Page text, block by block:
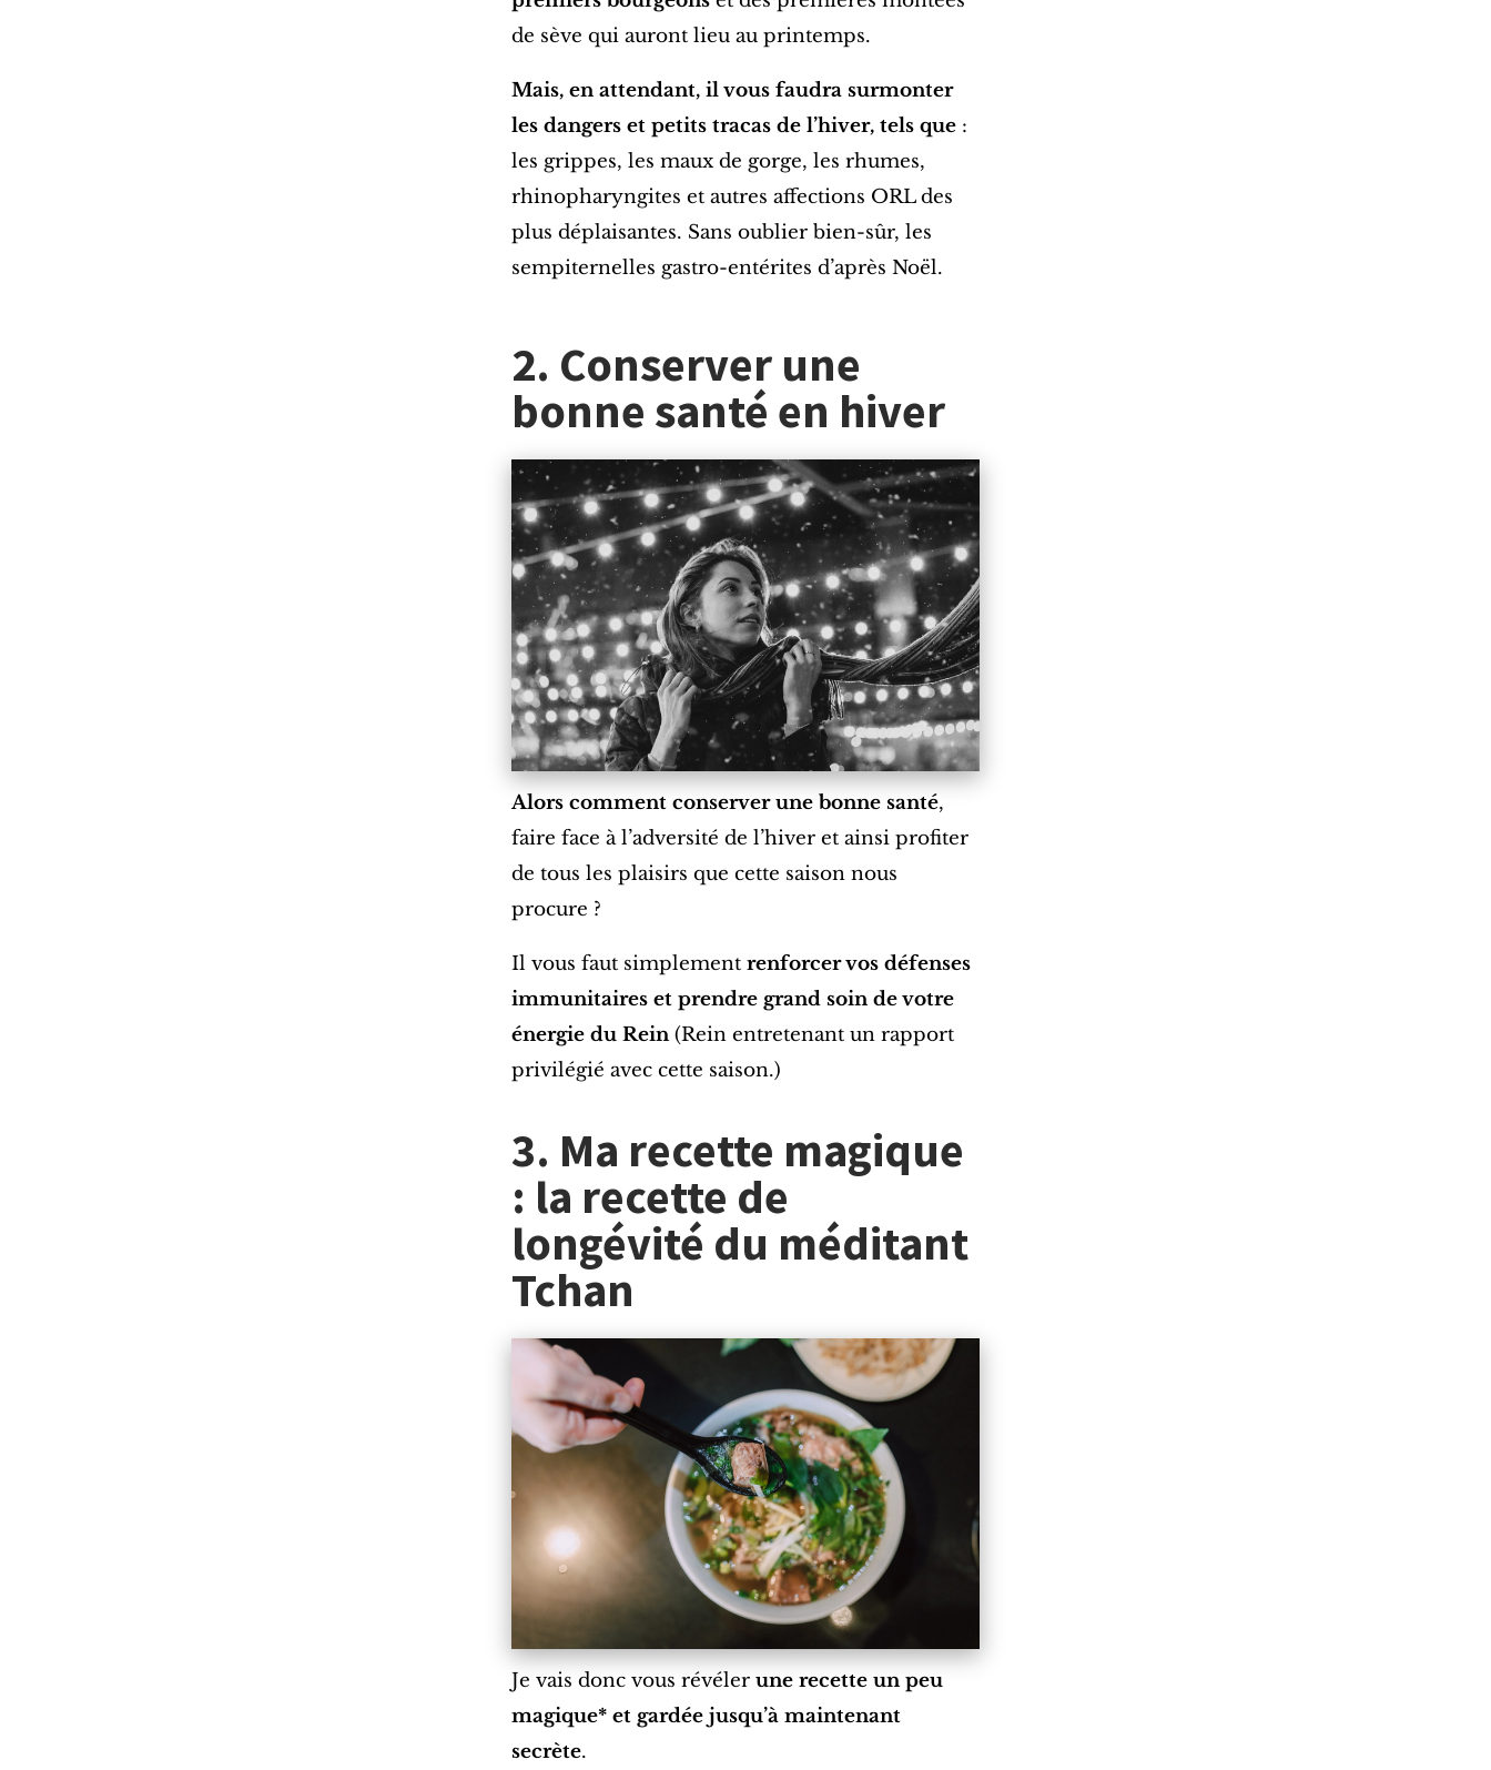
de sève qui auront lieu au printemps.
Mais, en attendant, il vous faudra surmonter
les dangers et petits tracas de l’hiver, tels que :
les grippes, les maux de gorge, les rhumes,
rhinopharyngites et autres affections ORL des
plus déplaisantes. Sans oublier bien-sûr, les
sempiternelles gastro-entérites d’après Noël.
2. Conserver une
bonne santé en hiver
Alors comment conserver une bonne santé,
faire face à l’adversité de l’hiver et ainsi profiter
de tous les plaisirs que cette saison nous
procure ?
Il vous faut simplementrenforcer vos défenses
immunitaires et prendre grand soin de votre
énergie du Rein(Rein entretenant un rapport
privilégié avec cette saison.)
3. Ma recette magique
: la recette de
longévité du méditant
Tchan
Je vais donc vous révélerune recette un peu
magique* et gardée jusqu’à maintenant
secrète.